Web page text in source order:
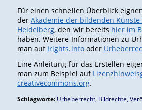
Für einen schnellen Überblick
der Akademie der bildenden Künste
Heidelberg, den wir bereits hier im
haben. Weitere Informationen zu
man auf Irights.infooder
Eine Anleitung für das Erstellen
man zum Beispiel auf
creativecommons.org.
Schlagworte: Urheberrecht, Bildrechte,